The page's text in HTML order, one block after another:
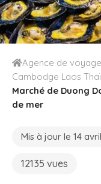
Agence de
Cambodge Laos
Marché de Duong
de mer
Mis à jour le 14
12135 vues